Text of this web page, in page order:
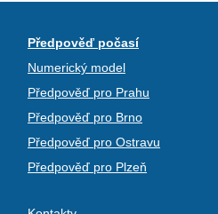
Předpověď počasí
Numerický model
Předpověď pro Prahu
Předpověď pro Brno
Předpověď pro Ostravu
Předpověď pro Plzeň